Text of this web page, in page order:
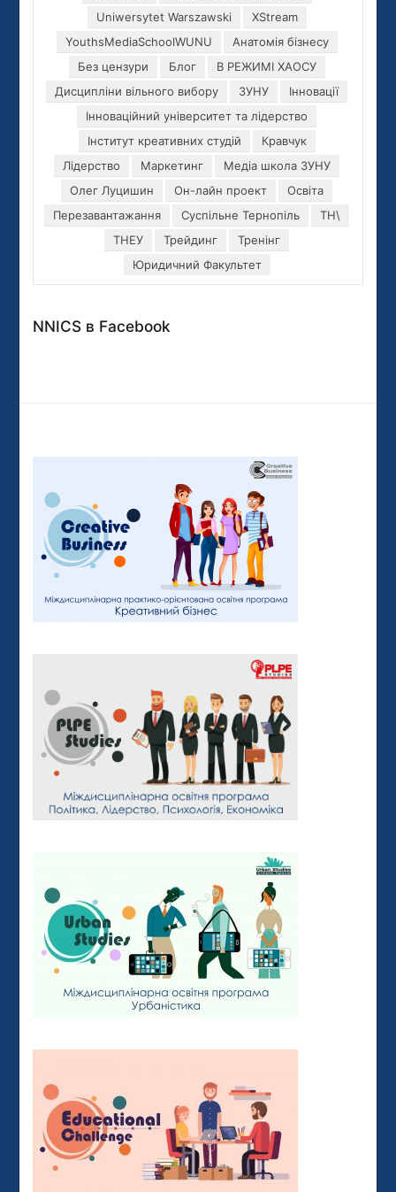
Uniwersytet Warszawski
XStream
YouthsMediaSchoolWUNU
Анатомія бізнесу
Без цензури
Блог
В РЕЖИМІ ХАОСУ
Дисципліни вільного вибору
ЗУНУ
Інновації
Інноваційний університет та лідерство
Інститут креативних студій
Кравчук
Лідерство
Маркетинг
Медіа школа ЗУНУ
Олег Луцишин
Он-лайн проект
Освіта
Перезавантажання
Суспільне Тернопіль
ТН\
ТНЕУ
Трейдинг
Тренінг
Юридичний Факультет
NNICS в Facebook